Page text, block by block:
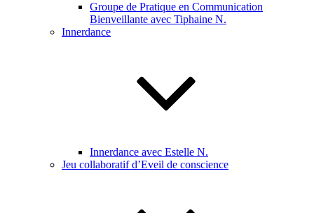
Groupe de Pratique en Communication
Bienveillante avec Tiphaine N.
Innerdance
Innerdance avec Estelle N.
Jeu collaboratif d’Eveil de conscience